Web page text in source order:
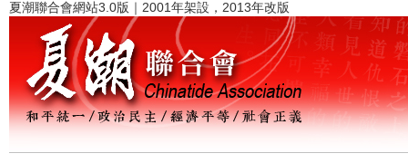
夏潮聯合會網站3.0版｜2001年架設，2013年改版